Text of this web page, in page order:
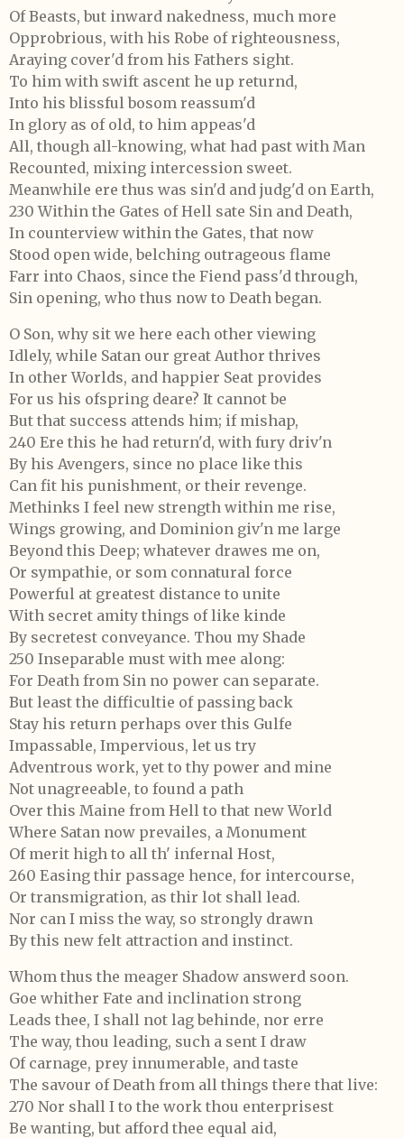
Of Beasts, but inward nakedness, much more
Opprobrious, with his Robe of righteousness,
Araying cover'd from his Fathers sight.
To him with swift ascent he up returnd,
Into his blissful bosom reassum'd
In glory as of old, to him appeas'd
All, though all-knowing, what had past with Man
Recounted, mixing intercession sweet.
Meanwhile ere thus was sin'd and judg'd on Earth,
230 Within the Gates of Hell sate Sin and Death,
In counterview within the Gates, that now
Stood open wide, belching outrageous flame
Farr into Chaos, since the Fiend pass'd through,
Sin opening, who thus now to Death began.
O Son, why sit we here each other viewing
Idlely, while Satan our great Author thrives
In other Worlds, and happier Seat provides
For us his ofspring deare? It cannot be
But that success attends him; if mishap,
240 Ere this he had return'd, with fury driv'n
By his Avengers, since no place like this
Can fit his punishment, or their revenge.
Methinks I feel new strength within me rise,
Wings growing, and Dominion giv'n me large
Beyond this Deep; whatever drawes me on,
Or sympathie, or som connatural force
Powerful at greatest distance to unite
With secret amity things of like kinde
By secretest conveyance. Thou my Shade
250 Inseparable must with mee along:
For Death from Sin no power can separate.
But least the difficultie of passing back
Stay his return perhaps over this Gulfe
Impassable, Impervious, let us try
Adventrous work, yet to thy power and mine
Not unagreeable, to found a path
Over this Maine from Hell to that new World
Where Satan now prevailes, a Monument
Of merit high to all th' infernal Host,
260 Easing thir passage hence, for intercourse,
Or transmigration, as thir lot shall lead.
Nor can I miss the way, so strongly drawn
By this new felt attraction and instinct.
Whom thus the meager Shadow answerd soon.
Goe whither Fate and inclination strong
Leads thee, I shall not lag behinde, nor erre
The way, thou leading, such a sent I draw
Of carnage, prey innumerable, and taste
The savour of Death from all things there that live:
270 Nor shall I to the work thou enterprisest
Be wanting, but afford thee equal aid,